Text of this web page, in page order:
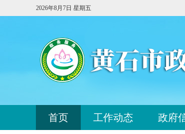
2026年8月7日 星期五
首页 工作动态 政府